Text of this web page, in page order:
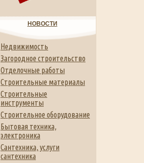
НОВОСТИ
Недвижимость
Загородное строительство
Отделочные работы
Строительные материалы
Строительные
инструменты
Строительное оборудование
Бытовая техника,
электроника
Сантехника, услуги
сантехника